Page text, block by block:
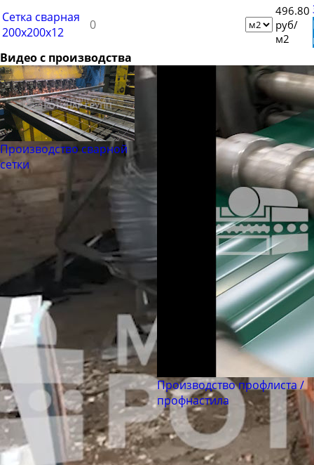
Сетка сварная
200х200х12
496.80
руб/
м2
Видео с производства
Производство сварной
сетки
Производство профлиста /
профнастила